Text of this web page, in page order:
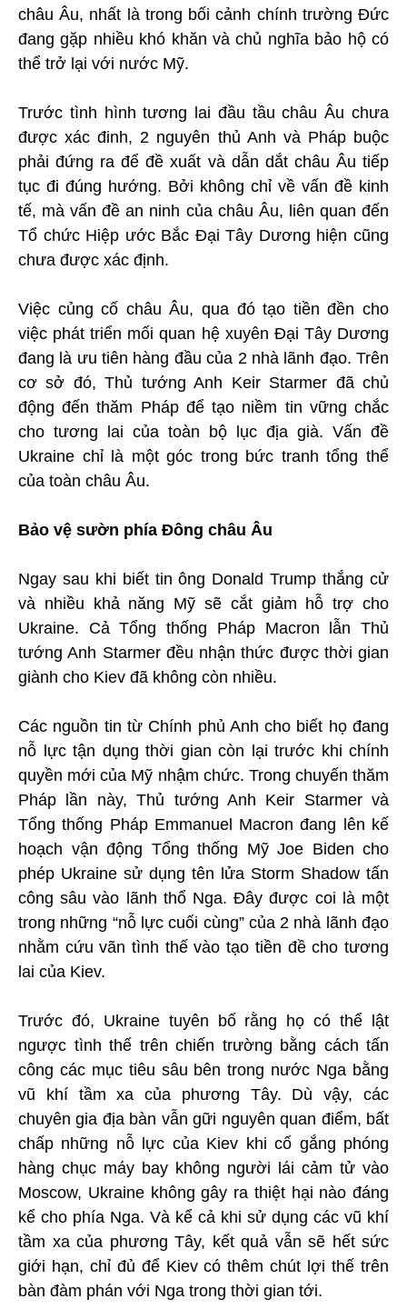
châu Âu, nhất là trong bối cảnh chính trường Đức
đang gặp nhiều khó khăn và chủ nghĩa bảo hộ có
thể trở lại với nước Mỹ.
Trước tình hình tương lai đầu tầu châu Âu chưa
được xác đinh, 2 nguyên thủ Anh và Pháp buộc
phải đứng ra để đề xuất và dẫn dắt châu Âu tiếp
tục đi đúng hướng. Bởi không chỉ về vấn đề kinh
tế, mà vấn đề an ninh của châu Âu, liên quan đến
Tổ chức Hiệp ước Bắc Đại Tây Dương hiện cũng
chưa được xác định.
Việc củng cố châu Âu, qua đó tạo tiền đền cho
việc phát triển mối quan hệ xuyên Đại Tây Dương
đang là ưu tiên hàng đầu của 2 nhà lãnh đạo. Trên
cơ sở đó, Thủ tướng Anh Keir Starmer đã chủ
động đến thăm Pháp để tạo niềm tin vững chắc
cho tương lai của toàn bộ lục địa già. Vấn đề
Ukraine chỉ là một góc trong bức tranh tổng thể
của toàn châu Âu.
Bảo vệ sườn phía Đông châu Âu
Ngay sau khi biết tin ông Donald Trump thắng cử
và nhiều khả năng Mỹ sẽ cắt giảm hỗ trợ cho
Ukraine. Cả Tổng thống Pháp Macron lẫn Thủ
tướng Anh Starmer đều nhận thức được thời gian
giành cho Kiev đã không còn nhiều.
Các nguồn tin từ Chính phủ Anh cho biết họ đang
nỗ lực tận dụng thời gian còn lại trước khi chính
quyền mới của Mỹ nhậm chức. Trong chuyến thăm
Pháp lần này, Thủ tướng Anh Keir Starmer và
Tổng thống Pháp Emmanuel Macron đang lên kế
hoạch vận động Tổng thống Mỹ Joe Biden cho
phép Ukraine sử dụng tên lửa Storm Shadow tấn
công sâu vào lãnh thổ Nga. Đây được coi là một
trong những “nỗ lực cuối cùng” của 2 nhà lãnh đạo
nhằm cứu vãn tình thế vào tạo tiền đề cho tương
lai của Kiev.
Trước đó, Ukraine tuyên bố rằng họ có thể lật
ngược tình thế trên chiến trường bằng cách tấn
công các mục tiêu sâu bên trong nước Nga bằng
vũ khí tầm xa của phương Tây. Dù vậy, các
chuyên gia địa bàn vẫn gữi nguyên quan điểm, bất
chấp những nỗ lực của Kiev khi cố gắng phóng
hàng chục máy bay không người lái cảm tử vào
Moscow, Ukraine không gây ra thiệt hại nào đáng
kể cho phía Nga. Và kể cả khi sử dụng các vũ khí
tầm xa của phương Tây, kết quả vẫn sẽ hết sức
giới hạn, chỉ đủ để Kiev có thêm chút lợi thế trên
bàn đàm phán với Nga trong thời gian tới.